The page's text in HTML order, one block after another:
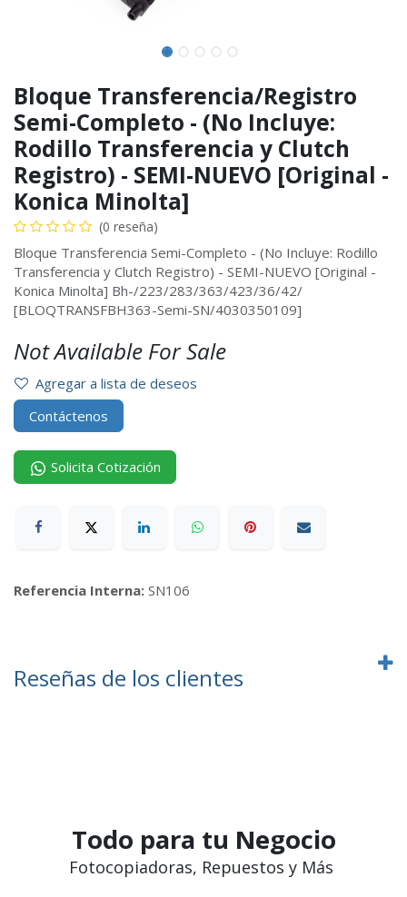
Bloque Transferencia/Registro
Semi-Completo - (No Incluye:
Rodillo Transferencia y Clutch
Registro) - SEMI-NUEVO [Original -
Konica Minolta]
(0 reseña)
Bloque Transferencia Semi-Completo - (No Incluye: Rodillo
Transferencia y Clutch Registro) - SEMI-NUEVO [Original -
Konica Minolta] Bh-/223/283/363/423/36/42/
[BLOQTRANSFBH363-Semi-SN/4030350109]
Not Available For Sale
Agregar a lista de deseos
Contáctenos
Solicita Cotización
Referencia Interna: SN106
Reseñas de los clientes
Todo para tu Negocio
Fotocopiadoras, Repuestos y Más